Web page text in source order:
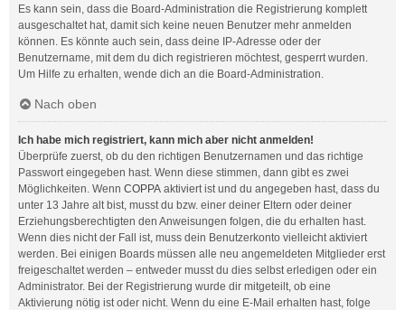
Es kann sein, dass die Board-Administration die Registrierung komplett
ausgeschaltet hat, damit sich keine neuen Benutzer mehr anmelden
können. Es könnte auch sein, dass deine IP-Adresse oder der
Benutzername, mit dem du dich registrieren möchtest, gesperrt wurden.
Um Hilfe zu erhalten, wende dich an die Board-Administration.
Nach oben
Ich habe mich registriert, kann mich aber nicht anmelden!
Überprüfe zuerst, ob du den richtigen Benutzernamen und das richtige
Passwort eingegeben hast. Wenn diese stimmen, dann gibt es zwei
Möglichkeiten. Wenn COPPA aktiviert ist und du angegeben hast, dass du
unter 13 Jahre alt bist, musst du bzw. einer deiner Eltern oder deiner
Erziehungsberechtigten den Anweisungen folgen, die du erhalten hast.
Wenn dies nicht der Fall ist, muss dein Benutzerkonto vielleicht aktiviert
werden. Bei einigen Boards müssen alle neu angemeldeten Mitglieder erst
freigeschaltet werden – entweder musst du dies selbst erledigen oder ein
Administrator. Bei der Registrierung wurde dir mitgeteilt, ob eine
Aktivierung nötig ist oder nicht. Wenn du eine E-Mail erhalten hast, folge